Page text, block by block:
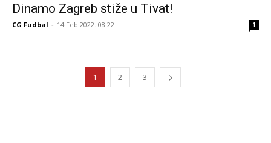
Dinamo Zagreb stiže u Tivat!
CG Fudbal - 14 Feb 2022. 08:22 1
1 2 3